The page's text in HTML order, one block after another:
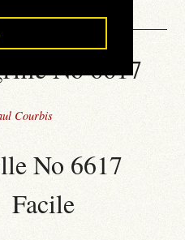
No 6617
Courbis
No 6617
Facile